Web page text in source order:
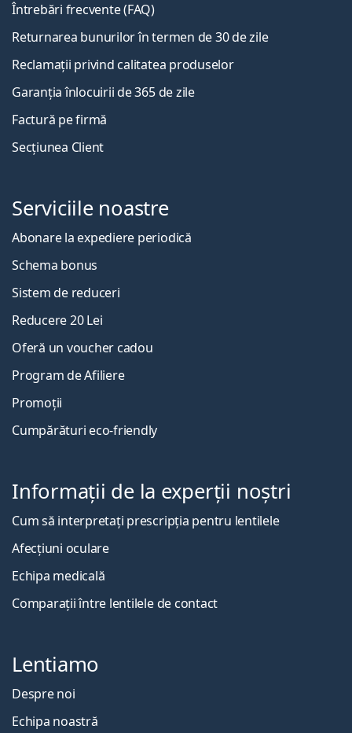
Întrebări frecvente (FAQ)
Returnarea bunurilor în termen de 30 de zile
Reclamații privind calitatea produselor
Garanția înlocuirii de 365 de zile
Factură pe firmă
Secțiunea Client
Serviciile noastre
Abonare la expediere periodică
Schema bonus
Sistem de reduceri
Reducere 20 Lei
Oferă un voucher cadou
Program de Afiliere
Promoții
Cumpărături eco-friendly
Informații de la experții noștri
Cum să interpretați prescripția pentru lentilele
Afecțiuni oculare
Echipa medicală
Comparații între lentilele de contact
Lentiamo
Despre noi
Echipa noastră